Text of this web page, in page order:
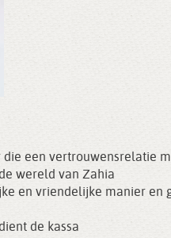
een vertrouwensrelatie
wereld van Zahia
en vriendelijke manier en
de kassa